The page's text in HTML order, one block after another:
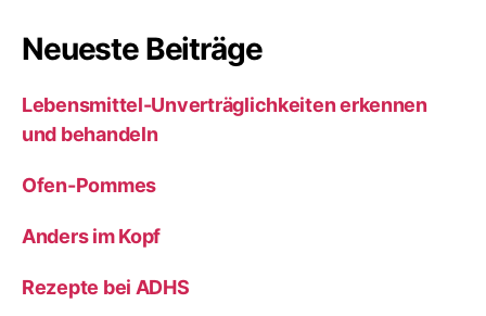
Neueste Beiträge
Lebensmittel-Unverträglichkeiten erkennen
und behandeln
Ofen-Pommes
Anders im Kopf
Rezepte bei ADHS